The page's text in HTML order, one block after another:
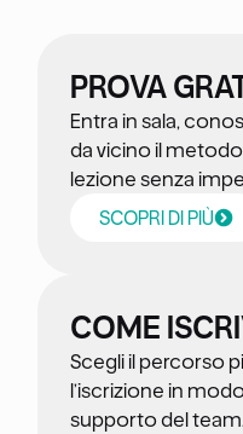
PROVA
Entra in sala,
da vicino il
lezione senza
SCOPRI DI PIÙ
COME
Scegli il percorso
l’iscrizione in
supporto del team.